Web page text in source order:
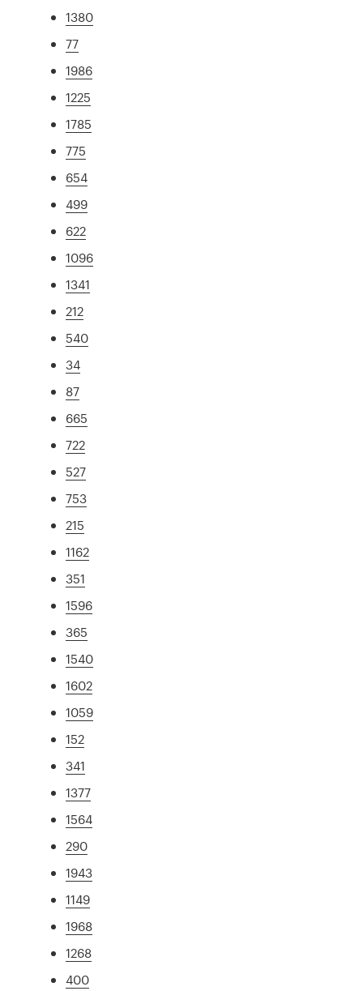
1380
77
1986
1225
1785
775
654
499
622
1096
1341
212
540
34
87
665
722
527
753
215
1162
351
1596
365
1540
1602
1059
152
341
1377
1564
290
1943
1149
1968
1268
400